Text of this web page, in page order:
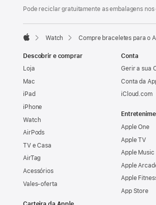
Pode reciclar gratuitamente as embalagens
Watch Compre braceletes para o
Descobrir e comprar
Loja
Mac
iPad
iPhone
Watch
AirPods
TV e Casa
AirTag
Acessórios
Vales‑oferta
Conta
Gerir a sua
Conta da
iCloud.com
Apple One
Apple TV
Apple Music
Apple
Apple
App Store